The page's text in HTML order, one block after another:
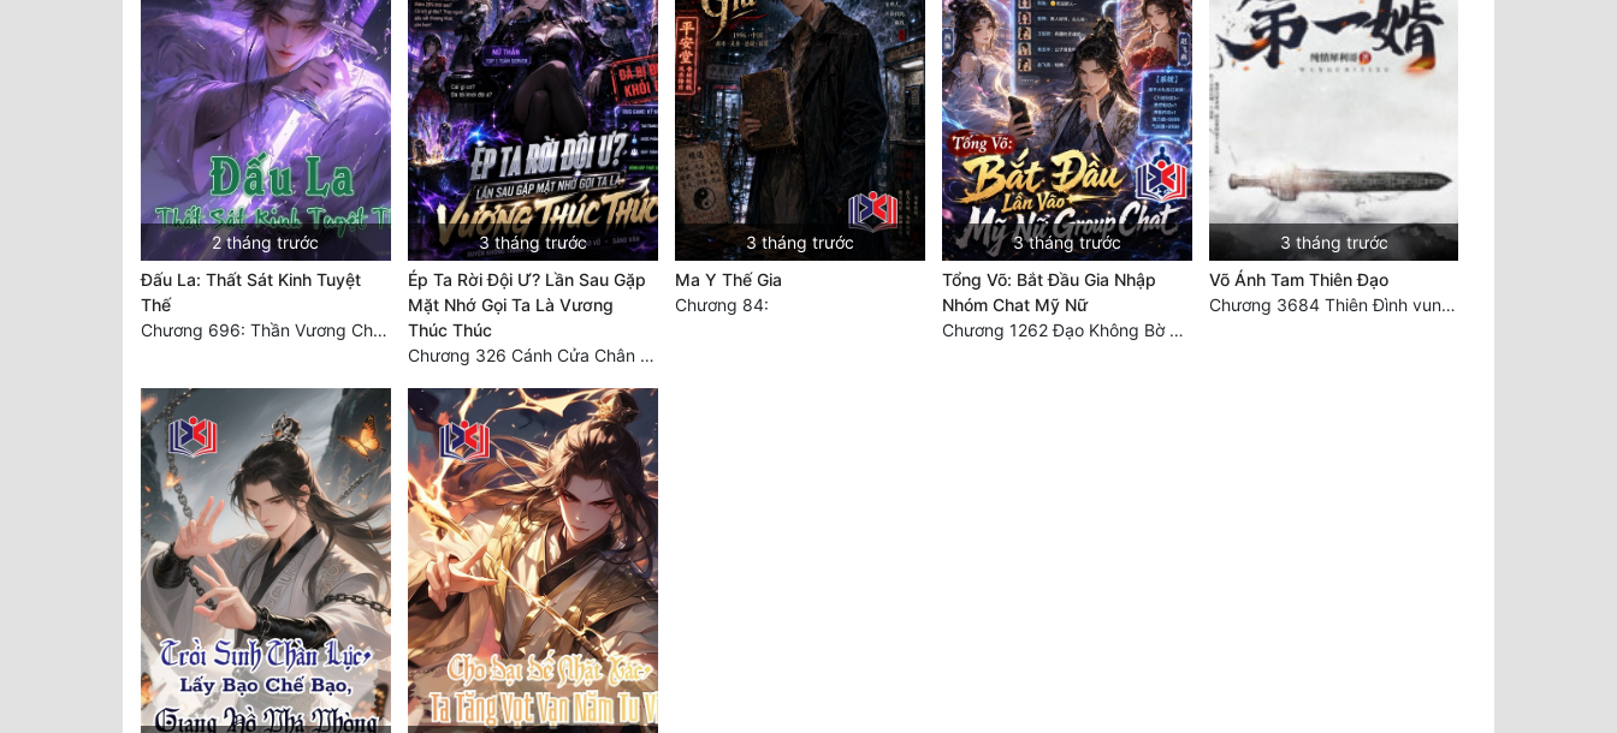
2 tháng trước
Đấu La: Thất Sát Kinh Tuyệt
Thế
Chương 696: Thần Vương Chi Vương; Kết Cục Đại Thế Giới Thần Tinh (Hết)
3 tháng trước
Ép Ta Rời Đội Ư? Lần Sau Gặp
Mặt Nhớ Gọi Ta Là Vương
Thúc Thúc
Chương 326 Cánh Cửa Chân Lý
3 tháng trước
Ma Y Thế Gia
Chương 84:
3 tháng trước
Tổng Võ: Bắt Đầu Gia Nhập
Nhóm Chat Mỹ Nữ
Chương 1262 Đạo Không Bờ Bến (Hết)
3 tháng trước
Võ Ánh Tam Thiên Đạo
Chương 3684 Thiên Đình vun trồng